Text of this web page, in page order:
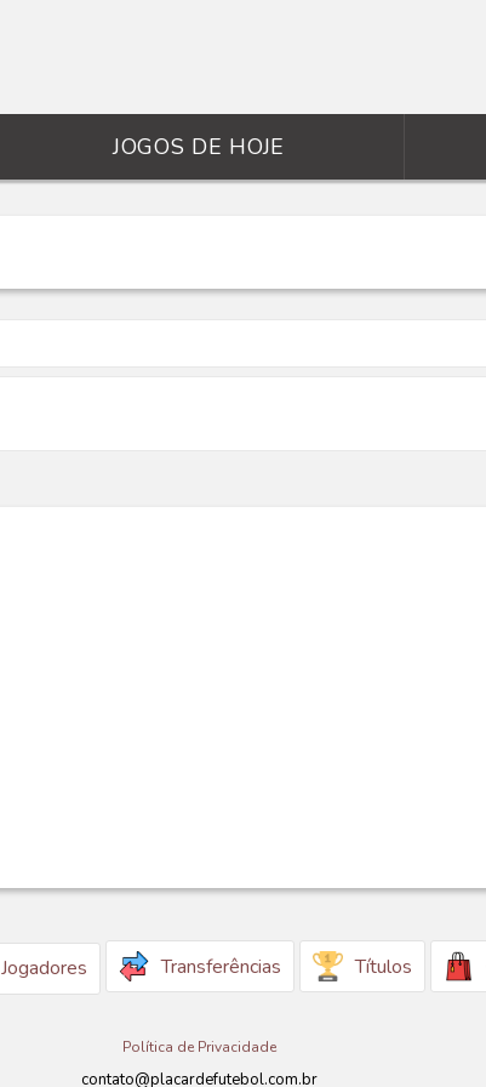
JOGOS DE HOJE
Jogadores Transferências Títulos
Política de Privacidade
contato@placardefutebol.com.br